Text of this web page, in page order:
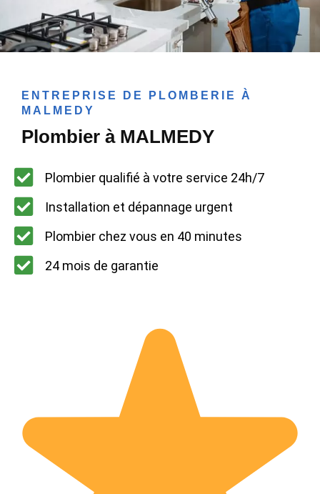
ENTREPRISE DE PLOMBERIE À
MALMEDY
Plombier à MALMEDY
Plombier qualifié à votre service 24h/7
Installation et dépannage urgent
Plombier chez vous en 40 minutes
24 mois de garantie